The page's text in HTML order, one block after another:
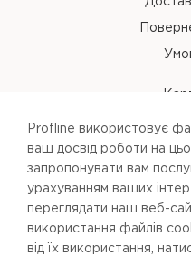
+38
Profline використовує
ваш досвід роботи на
запропонувати вам
урахуванням ваших
переглядати наш веб-
використання файлів
вiд їх використання,